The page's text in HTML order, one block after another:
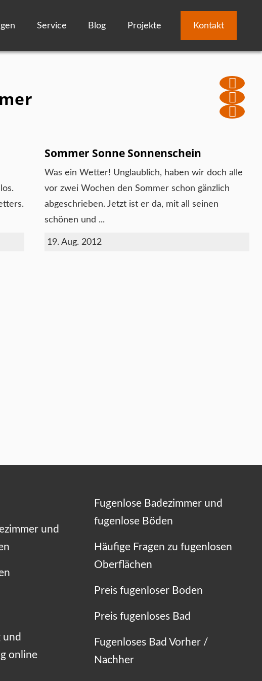
Service Blog Projekte Kontakt
Sommer Sonne Sonnenschein
Was ein Wetter! Unglaublich, haben wir doch alle
vor zwei Wochen den Sommer schon gänzlich
abgeschrieben. Jetzt ist er da, mit all seinen
schönen und ...
19. Aug. 2012
und
und
online
Fugenlose Badezimmer und
fugenlose Böden
Häufige Fragen zu fugenlosen
Oberflächen
Preis fugenloser Boden
Preis fugenloses Bad
Fugenloses Bad Vorher /
Nachher